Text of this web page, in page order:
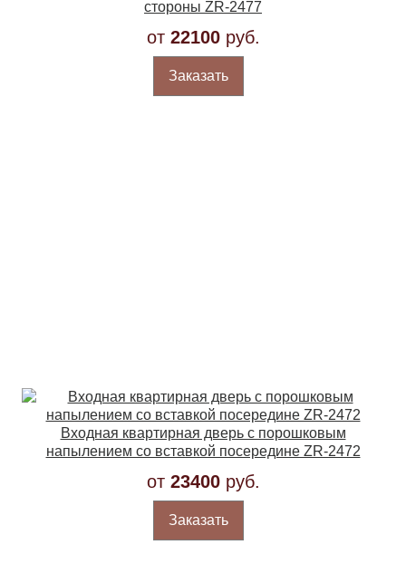
стороны ZR-2477
от 22100руб.
Заказать
Входная квартирная дверь с порошковым
напылением со вставкой посередине ZR-2472
от 23400руб.
Заказать